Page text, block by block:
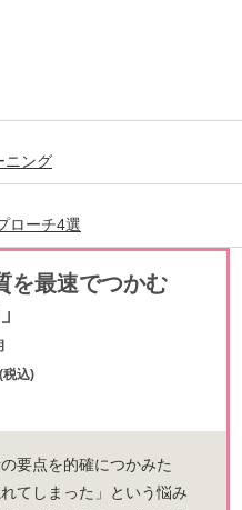
ニング
ローチ4選
を最速でつかむ
税込)
要点を的確につかみた
てしまった」という悩み